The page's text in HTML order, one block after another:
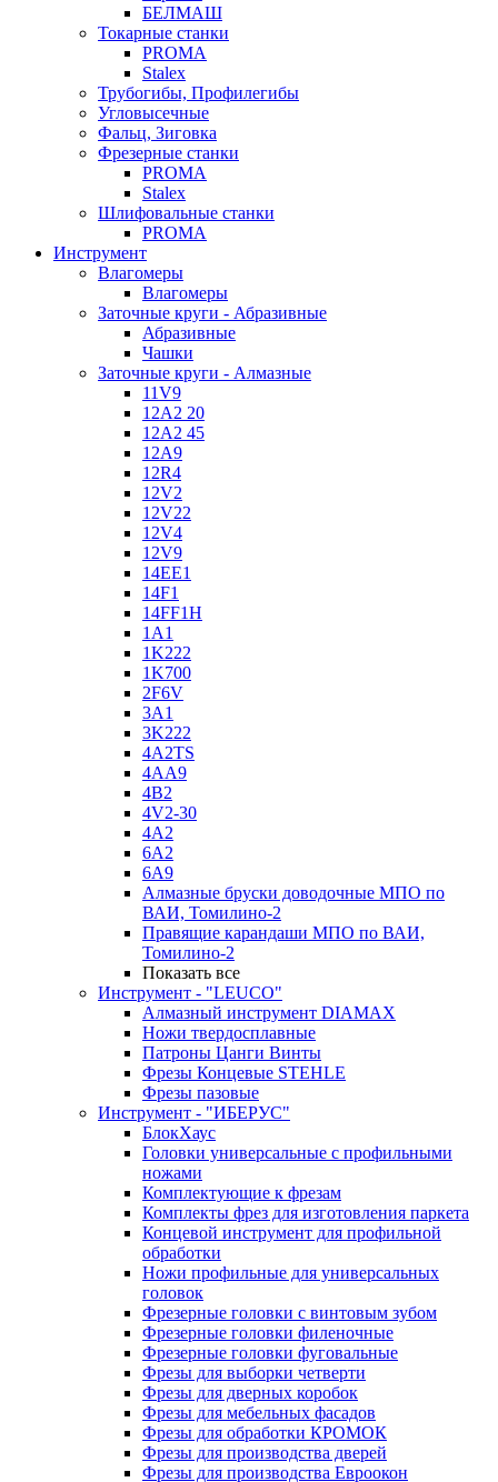
БЕЛМАШ
Токарные станки
PROMA
Stalex
Трубогибы, Профилегибы
Угловысечные
Фальц, Зиговка
Фрезерные станки
PROMA
Stalex
Шлифовальные станки
PROMA
Инструмент
Влагомеры
Влагомеры
Заточные круги - Абразивные
Абразивные
Чашки
Заточные круги - Алмазные
11V9
12A2 20
12A2 45
12A9
12R4
12V2
12V22
12V4
12V9
14EE1
14F1
14FF1H
1A1
1K222
1K700
2F6V
3A1
3K222
4A2TS
4AA9
4B2
4V2-30
4А2
6A2
6A9
Алмазные бруски доводочные МПО по
ВАИ, Томилино-2
Правящие карандаши МПО по ВАИ,
Томилино-2
Показать все
Инструмент - "LEUCO"
Алмазный инструмент DIAMAX
Ножи твердосплавные
Патроны Цанги Винты
Фрезы Концевые STEHLE
Фрезы пазовые
Инструмент - "ИБЕРУС"
БлокХаус
Головки универсальные с профильными
ножами
Комплектующие к фрезам
Комплекты фрез для изготовления паркета
Концевой инструмент для профильной
обработки
Ножи профильные для универсальных
головок
Фрезерные головки с винтовым зубом
Фрезерные головки филеночные
Фрезерные головки фуговальные
Фрезы для выборки четверти
Фрезы для дверных коробок
Фрезы для мебельных фасадов
Фрезы для обработки КРОМОК
Фрезы для производства дверей
Фрезы для производства Евроокон